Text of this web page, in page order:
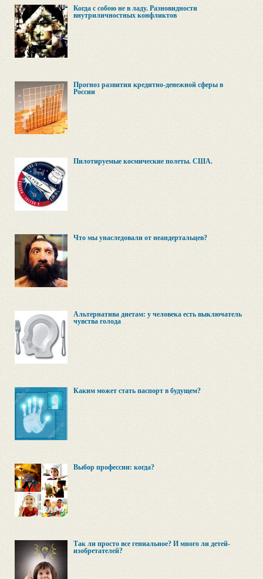
Когда с собою не в ладу. Разновидности
внутриличностных конфликтов
Прогноз развития кредитно-денежной сферы в
России
Пилотируемые космические полеты. США.
Что мы унаследовали от неандертальцев?
Альтернатива диетам: у человека есть выключатель
чувства голода
Каким может стать паспорт в будущем?
Выбор профессии: когда?
Так ли просто все гениальное? И много ли детей-
изобретателей?